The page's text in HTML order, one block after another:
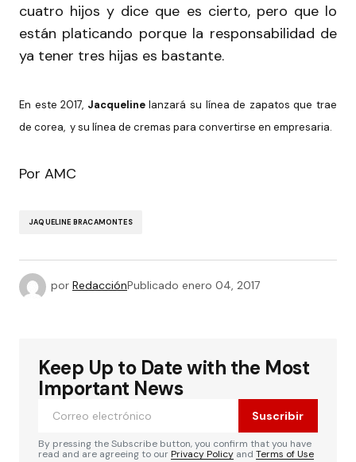
cuatro hijos y dice que es cierto, pero que lo
están platicando porque la responsabilidad de
ya tener tres hijas es bastante.
En este 2017, Jacquelinelanzará su línea de zapatos que trae
de corea, y su línea de cremas para convertirse en empresaria.
Por AMC
JAQUELINE BRACAMONTES
por RedacciónPublicado enero 04, 2017
Keep Up to Date with the Most
Important News
Suscribir
By pressing the Subscribe button, you confirm that you have
read and are agreeing to ourPrivacy Policy and Terms of Use